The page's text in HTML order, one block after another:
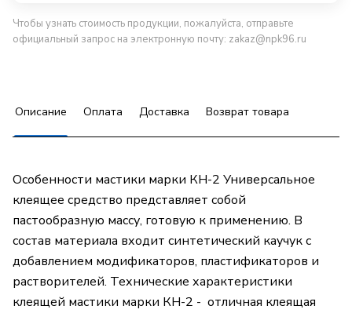
Чтобы узнать стоимость продукции, пожалуйста, отправьте
официальный запрос на электронную почту: zakaz@npk96.ru
Описание Оплата Доставка Возврат товара
Особенности мастики марки КН-2 Универсальное
клеящее средство представляет собой
пастообразную массу, готовую к применению. В
состав материала входит синтетический каучук с
добавлением модификаторов, пластификаторов и
растворителей. Технические характеристики
клеящей мастики марки КН-2 - отличная клеящая